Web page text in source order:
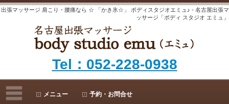
出張マッサージ 肩こり・腰痛なら ☆ 「かき氷☆」 ボディスタジオエミュ♪ - 名古屋出張マ
ッサージ「ボディ スタジオ エミュ」
Tel：052-228-0938
メニュー 予約・お問合せ